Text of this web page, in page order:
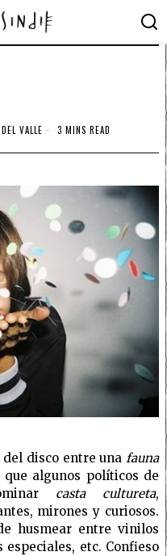
VALLE 3 MINS READ
disco entre una fauna
algunos políticos de
casta cultureta,
mirones y curiosos.
husmear entre vinilos
etc. Confieso